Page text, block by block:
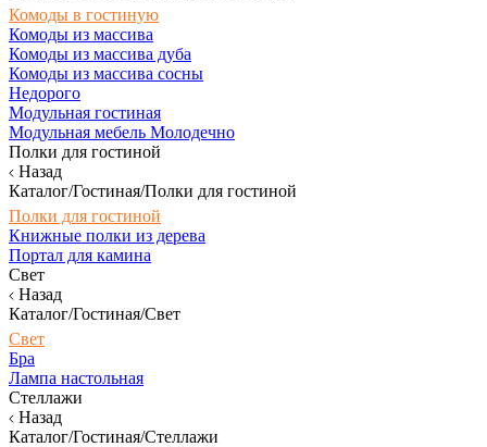
Комоды в гостиную
Комоды из массива
Комоды из массива дуба
Комоды из массива сосны
Недорого
Модульная гостиная
Модульная мебель Молодечно
Полки для гостиной
Назад
Каталог/Гостиная/Полки для гостиной
Полки для гостиной
Книжные полки из дерева
Портал для камина
Свет
Назад
Каталог/Гостиная/Свет
Свет
Бра
Лампа настольная
Стеллажи
Назад
Каталог/Гостиная/Стеллажи